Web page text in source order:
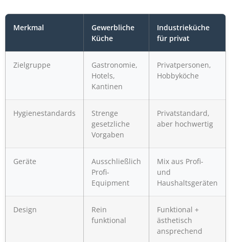
Merkmal
Gewerbliche
Küche
Industrieküche
für privat
Zielgruppe
Gastronomie,
Hotels,
Kantinen
Privatpersonen,
Hobbyköche
Hygienestandards
Strenge
gesetzliche
Vorgaben
Privatstandard,
aber hochwertig
Geräte
Ausschließlich
Profi-
Equipment
Mix aus Profi-
und
Haushaltsgeräten
Design
Rein
funktional
Funktional +
ästhetisch
ansprechend